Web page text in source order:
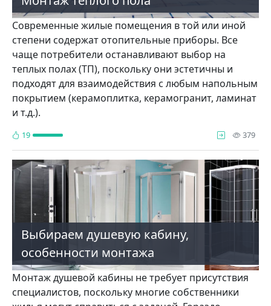
Современные жилые помещения в той или иной
степени содержат отопительные приборы. Все
чаще потребители останавливают выбор на
теплых полах (ТП), поскольку они эстетичны и
подходят для взаимодействия с любым напольным
покрытием (керамоплитка, керамогранит, ламинат
и т.д.).
19 379
Выбираем душевую кабину,
особенности монтажа
Монтаж душевой кабины не требует присутствия
специалистов, поскольку многие собственники